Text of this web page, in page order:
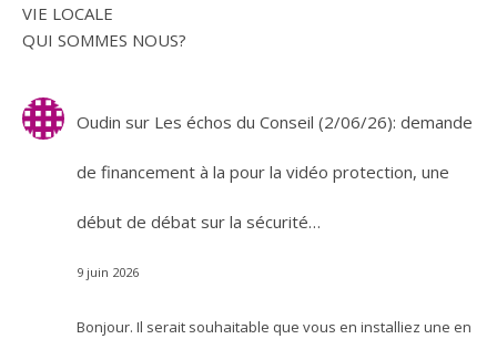
VIE LOCALE
QUI SOMMES NOUS?
Oudin sur Les échos du Conseil (2/06/26): demande
de financement à la pour la vidéo protection, une
début de débat sur la sécurité…
9 juin 2026
Bonjour. Il serait souhaitable que vous en installiez une en